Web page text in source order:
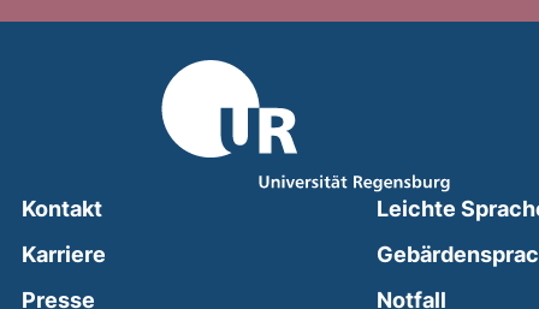
Kontakt
Karriere
Presse
Leichte
Notfall